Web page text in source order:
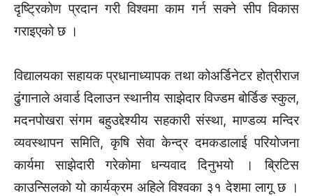
दृष्ट्रिकोण प्रदान गरी विश्वमा काम गर्न सक्ने सीप विकास
गराइएको छ ।
विद्यालयका सहायक प्रधानाध्यापक तथा कोअर्डिनेटर होत्रीराज
ढुंगानाले अवार्ड दिलाउन स्थानीय साझेदार विज्डम बोर्डिङ स्कुल,
मदनपोखरा संगम बहुउद्देश्यीय सहकारी संस्था, माण्डव्य मन्दिर
व्यवस्थापन समिति, कृषि सेवा केन्द्र दमकडालाई परियोजना
कार्यमा साझेदारी गरेकोमा धन्यवाद दिनुभयो । ब्रिटिस
काउन्सिलको यो कार्यक्रम अहिले विश्वका ३१ देशमा लागू छ ।